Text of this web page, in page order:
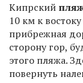
Кипрский
10 км к
прибрежная
сторону гор,
этого пляжа.
повернуть